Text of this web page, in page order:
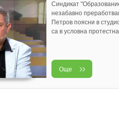
Синдикат
незабавно
Петров поясни в
са в условна
Още